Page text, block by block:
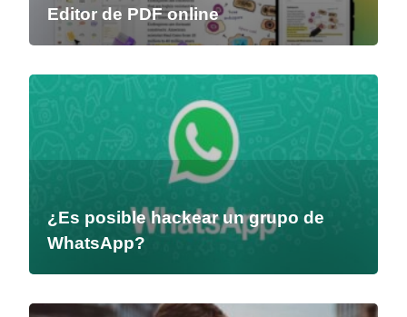
Editor de PDF online
¿Es posible hackear un grupo de
WhatsApp?